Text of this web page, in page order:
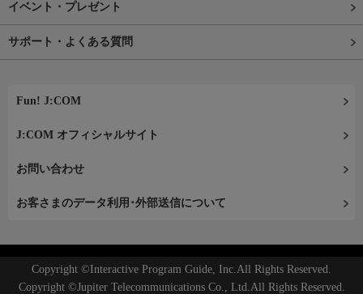
イベント・プレゼント
サポート・よくある質問
Fun! J:COM
J:COM オフィシャルサイト
お問い合わせ
お客さまのデータ利用･外部送信について
Copyright ©Interactive Program Guide, Inc.All Rights Reserved.
Copyright ©Jupiter Telecommunications Co., Ltd.All Rights Reserved.